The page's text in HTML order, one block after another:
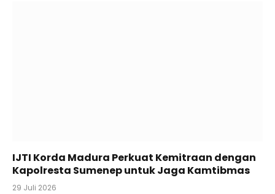
IJTI Korda Madura Perkuat Kemitraan dengan
Kapolresta Sumenep untuk Jaga Kamtibmas
29 Juli 2026